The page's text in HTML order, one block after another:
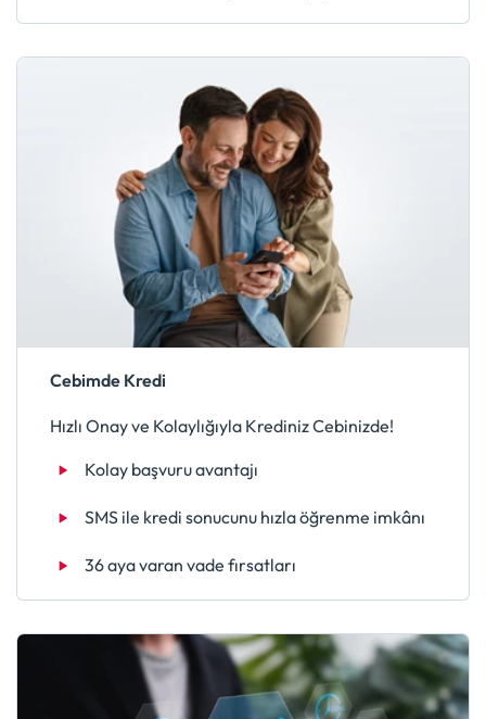
Cebimde Kredi
Hızlı Onay ve Kolaylığıyla Krediniz Cebinizde!
Kolay başvuru avantajı
SMS ile kredi sonucunu hızla öğrenme imkânı
36 aya varan vade fırsatları